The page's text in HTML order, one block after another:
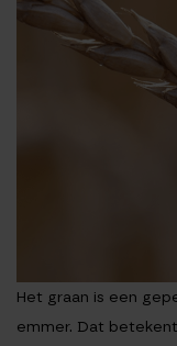
Het graan is een
emmer. Dat